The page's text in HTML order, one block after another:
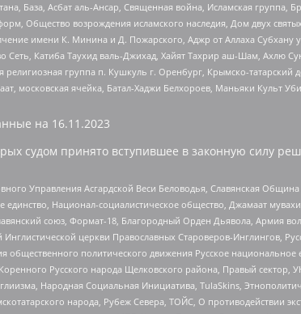
База, Асбат аль-Ансар, Священная война, Исламская группа,
Общество возрождения исламского наследия, Дом двух
имени К. Минина и Д. Пожарского, Аджр от Аллаха Субхану
Катиба Таухид валь-Джихад, Хайят Тахрир аш-Шам, Ахлю
группа п. Кушкуль г. Оренбург, Крымско-
московская ячейка, Батал-Хаджи Белхороев, Маньяки Культ
на 16.11.2023
судом принято вступившее в законную силу
Управления Асгардской Веси Беловодья, Славянская
Национал-социалистическое общество, Джамаат
союз, Формат-18, Благородный Орден Дьявола, Армия
церкви Православных Староверов-Инглингов,
политического движения Русское
Русского народа Щелковского района, Правый сектор,
Народная Социальная Инициатива, TulaSkins,
народа, Рубеж Севера, ТОЙС, О противодействии